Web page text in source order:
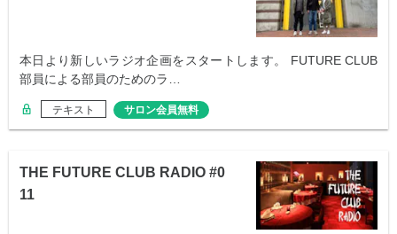
本日より新しいラジオ企画をスタートします。 FUTURE CLUB
部員による部員のためのラ…
テキスト サロン会員無料
THE FUTURE CLUB RADIO #0
11